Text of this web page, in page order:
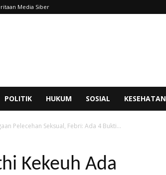
Media Siber
POLITIK HUKUM SOSIAL KESEHATAN
Pelecehan Seksual, Febri: Ada 4 Bukti...
Kekeuh Ada